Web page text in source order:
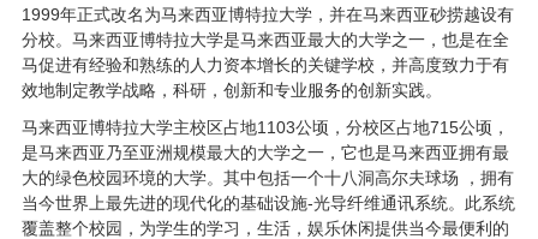
1999年正式改名为马来西亚博特拉大学，并在马来西亚砂捞越设有
分校。马来西亚博特拉大学是马来西亚最大的大学之一，也是在全
马促进有经验和熟练的人力资本增长的关键学校，并高度致力于有
效地制定教学战略，科研，创新和专业服务的创新实践。
马来西亚博特拉大学主校区占地1103公顷，分校区占地715公顷，
是马来西亚乃至亚洲规模最大的大学之一，它也是马来西亚拥有最
大的绿色校园环境的大学。其中包括一个十八洞高尔夫球场 ，拥有
当今世界上最先进的现代化的基础设施-光导纤维通讯系统。此系统
覆盖整个校园，为学生的学习，生活，娱乐休闲提供当今最便利的